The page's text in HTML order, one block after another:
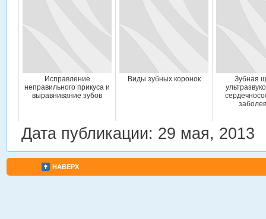
Исправление
неправильного прикуса и
выравнивание зубов
Виды зубных коронок
Зубная
Дата публикации: 29 мая, 2013
НАВЕРХ